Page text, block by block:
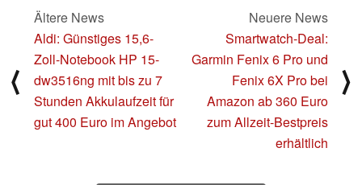
⟨
Ältere News
Aldi: Günstiges 15,6-
Zoll-Notebook HP 15-
dw3516ng mit bis zu 7
Stunden Akkulaufzeit für
gut 400 Euro im Angebot
Neuere News
Smartwatch-Deal:
Garmin Fenix 6 Pro und
Fenix 6X Pro bei
Amazon ab 360 Euro
zum Allzeit-Bestpreis
erhältlich
⟩